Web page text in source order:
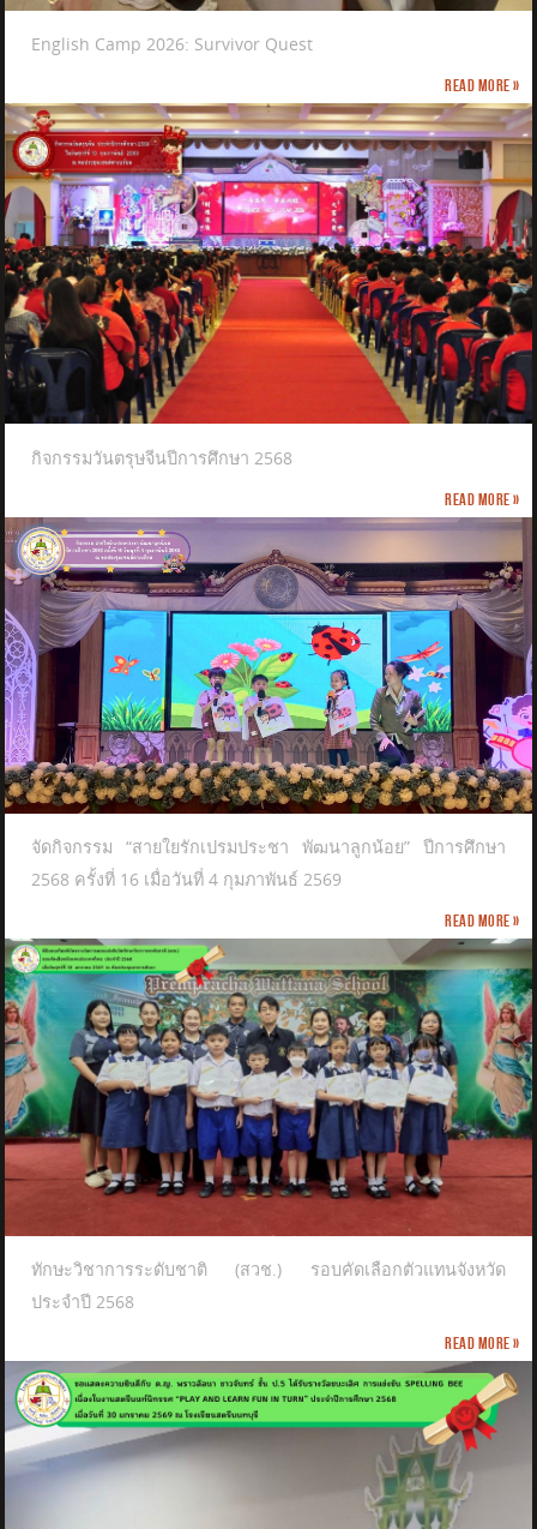
English Camp 2026: Survivor Quest
Read more »
กิจกรรมวันตรุษจีนปีการศึกษา 2568
Read more »
จัดกิจกรรม “สายใยรักเปรมประชา พัฒนาลูกน้อย” ปีการศึกษา
2568 ครั้งที่ 16 เมื่อวันที่ 4 กุมภาพันธ์ 2569
Read more »
ทักษะวิชาการระดับชาติ (สวช.) รอบคัดเลือกตัวแทนจังหวัด
ประจำปี 2568
Read more »